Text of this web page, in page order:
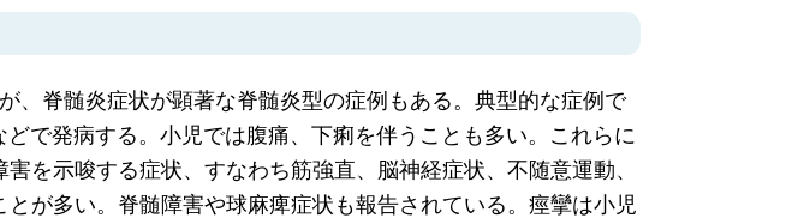
、脊髄炎症状が顕著な脊髄炎型の症例もある。典型的な症例で
で発病する。小児では腹痛、下痢を伴うことも多い。これらに
を示唆する症状、すなわち筋強直、脳神経症状、不随意運動、
が多い。脊髄障害や球麻痺症状も報告されている。痙攣は小児